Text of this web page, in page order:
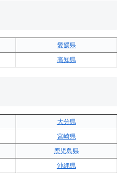
愛媛県
高知県
大分県
宮崎県
鹿児島県
沖縄県